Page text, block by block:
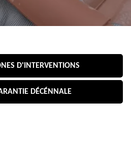
D'INTERVENTIONS
DÉCÉNNALE